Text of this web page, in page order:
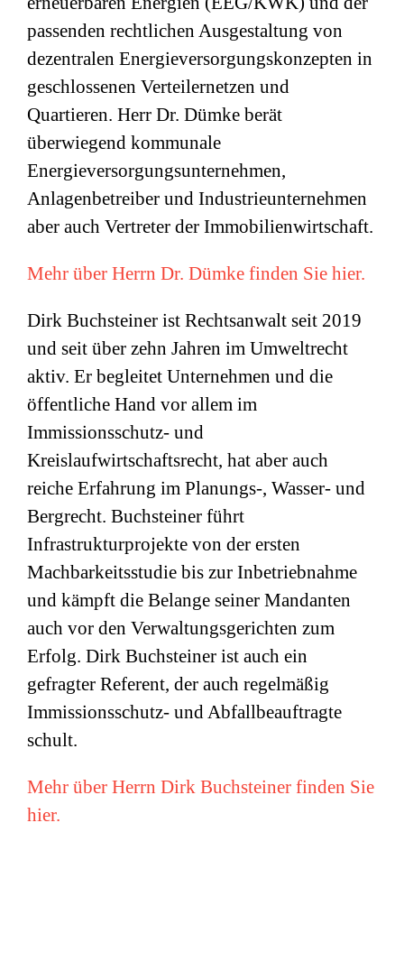
passenden rechtlichen Ausgestaltung von
dezentralen Energieversorgungskonzepten in
geschlossenen Verteilernetzen und
Quartieren. Herr Dr. Dümke berät
überwiegend kommunale
Energieversorgungsunternehmen,
Anlagenbetreiber und Industrieunternehmen
aber auch Vertreter der Immobilienwirtschaft.
Mehr über Herrn Dr. Dümke finden Sie hier.
Dirk Buchsteiner ist Rechtsanwalt seit 2019
und seit über zehn Jahren im Umweltrecht
aktiv. Er begleitet Unternehmen und die
öffentliche Hand vor allem im
Immissionsschutz- und
Kreislaufwirtschaftsrecht, hat aber auch
reiche Erfahrung im Planungs-, Wasser- und
Bergrecht. Buchsteiner führt
Infrastrukturprojekte von der ersten
Machbarkeitsstudie bis zur Inbetriebnahme
und kämpft die Belange seiner Mandanten
auch vor den Verwaltungsgerichten zum
Erfolg. Dirk Buchsteiner ist auch ein
gefragter Referent, der auch regelmäßig
Immissionsschutz- und Abfallbeauftragte
schult.
Mehr über Herrn Dirk Buchsteiner finden Sie
hier.